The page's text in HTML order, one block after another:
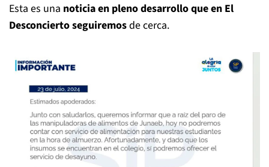
Esta es una noticia en pleno desarrollo que en El
Desconcierto seguiremosde cerca.